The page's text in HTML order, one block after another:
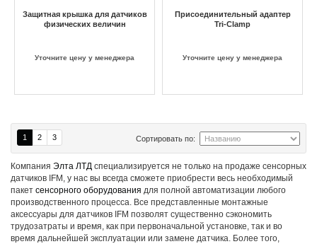
Защитная крышка для датчиков
физических величин
Уточните цену у менеджера
Присоединительный адаптер
Tri-Clamp
Уточните цену у менеджера
Сортировать по:
1 2 3
Компания Элта ЛТД специализируется не только на продаже сенсорных
датчиков IFM, у нас вы всегда сможете приобрести весь необходимый
пакет сенсорного оборудования для полной автоматизации любого
производственного процесса. Все представленные монтажные
аксессуары для датчиков IFM позволят существенно сэкономить
трудозатраты и время, как при первоначальной установке, так и во
время дальнейшей эксплуатации или замене датчика. Более того,